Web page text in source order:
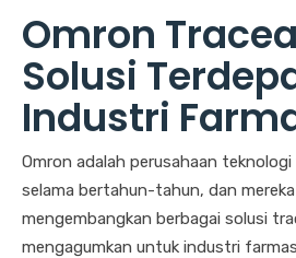
Omron
Solusi
Industri
Omron adalah perusahaan
selama bertahun-tahun, dan
mengembangkan berbagai solusi
mengagumkan untuk industri